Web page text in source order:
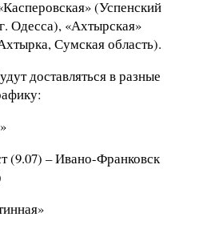
(Успенский
Одесса), «Ахтырская»
Сумская область).
доставляться в разные
(9.07) – Ивано-Франковск